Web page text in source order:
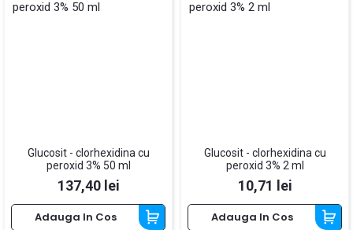
Glucosit - clorhexidina cu
peroxid 3% 50 ml
Pret
137,40 lei
Adauga In Cos
Glucosit - clorhexidina cu
peroxid 3% 2 ml
Pret
10,71 lei
Adauga In Cos